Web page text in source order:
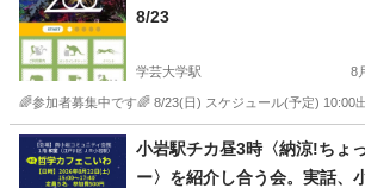
8/23
学芸大学駅 8
🌈参加者募集中です🌈 8/23(日) スケジュール(予定) 10:00
東京 目黒区 学芸大学駅 その他 道の駅
小岩駅チカ昼3時〈納涼!ちょ
ー〉を紹介し合う会。実話、